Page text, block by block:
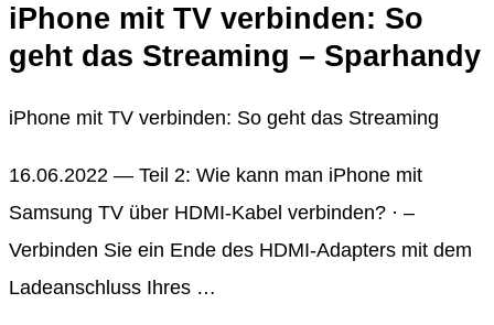
iPhone mit TV verbinden: So
geht das Streaming – Sparhandy
iPhone mit TV verbinden: So geht das Streaming
16.06.2022 — Teil 2: Wie kann man iPhone mit
Samsung TV über HDMI-Kabel verbinden? · –
Verbinden Sie ein Ende des HDMI-Adapters mit dem
Ladeanschluss Ihres …